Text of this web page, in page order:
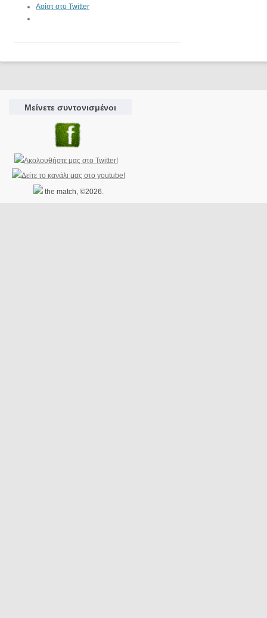
Ασίστ στο Twitter
Μείνετε συντονισμένοι
the match, ©2026.